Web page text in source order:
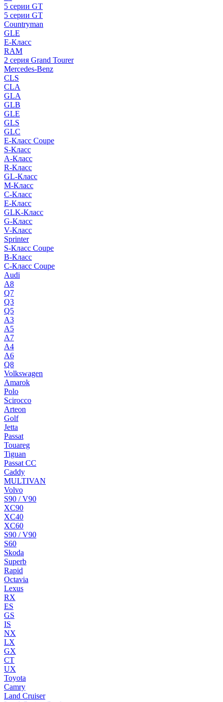
5 серии GT
5 серии GT
Countryman
GLE
E-Класс
RAM
2 серия Grand Tourer
Mercedes-Benz
CLS
CLA
GLA
GLB
GLE
GLS
GLC
E-Класс Coupe
S-Класс
A-Класс
R-Класс
GL-Класс
M-Класс
C-Класс
E-Класс
GLK-Класс
G-Класс
V-Класс
Sprinter
S-Класс Сoupe
B-Класс
C-Класс Coupe
Audi
A8
Q7
Q3
Q5
A3
A5
A7
A4
A6
Q8
Volkswagen
Amarok
Polo
Scirocco
Arteon
Golf
Jetta
Passat
Touareg
Tiguan
Passat CC
Caddy
MULTIVAN
Volvo
S90 / V90
XC90
XC40
XC60
S90 / V90
S60
Skoda
Superb
Rapid
Octavia
Lexus
RX
ES
GS
IS
NX
LX
GX
CT
UX
Toyota
Camry
Land Cruiser